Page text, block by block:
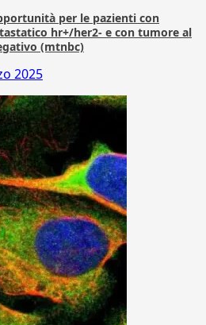
per le pazienti con
hr+/her2- e con tumore al
(mtnbc)
2025